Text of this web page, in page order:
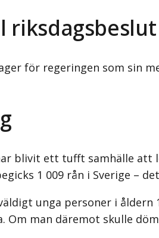
riksdagsbeslut
för regeringen som sin
blivit ett tufft samhälle att
1 009 rån i Sverige –
unga personer i åldern
Om man däremot skulle